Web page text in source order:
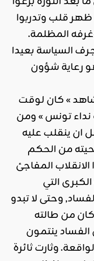
قلب وتدربوا
المظلمة.
السياسة بعيدا
رعاية شؤون
» كان لوقت
تونس » ومن
ان ينقلب عليه
من الحكم
المفاجئ
التي
وحتى لا تبدو
من طالته
ينتمون
وثارت ثائرة